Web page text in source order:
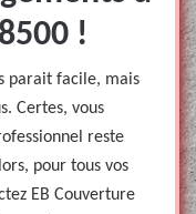
!
parait facile, mais
Certes, vous
reste
pour tous vos
EB Couverture